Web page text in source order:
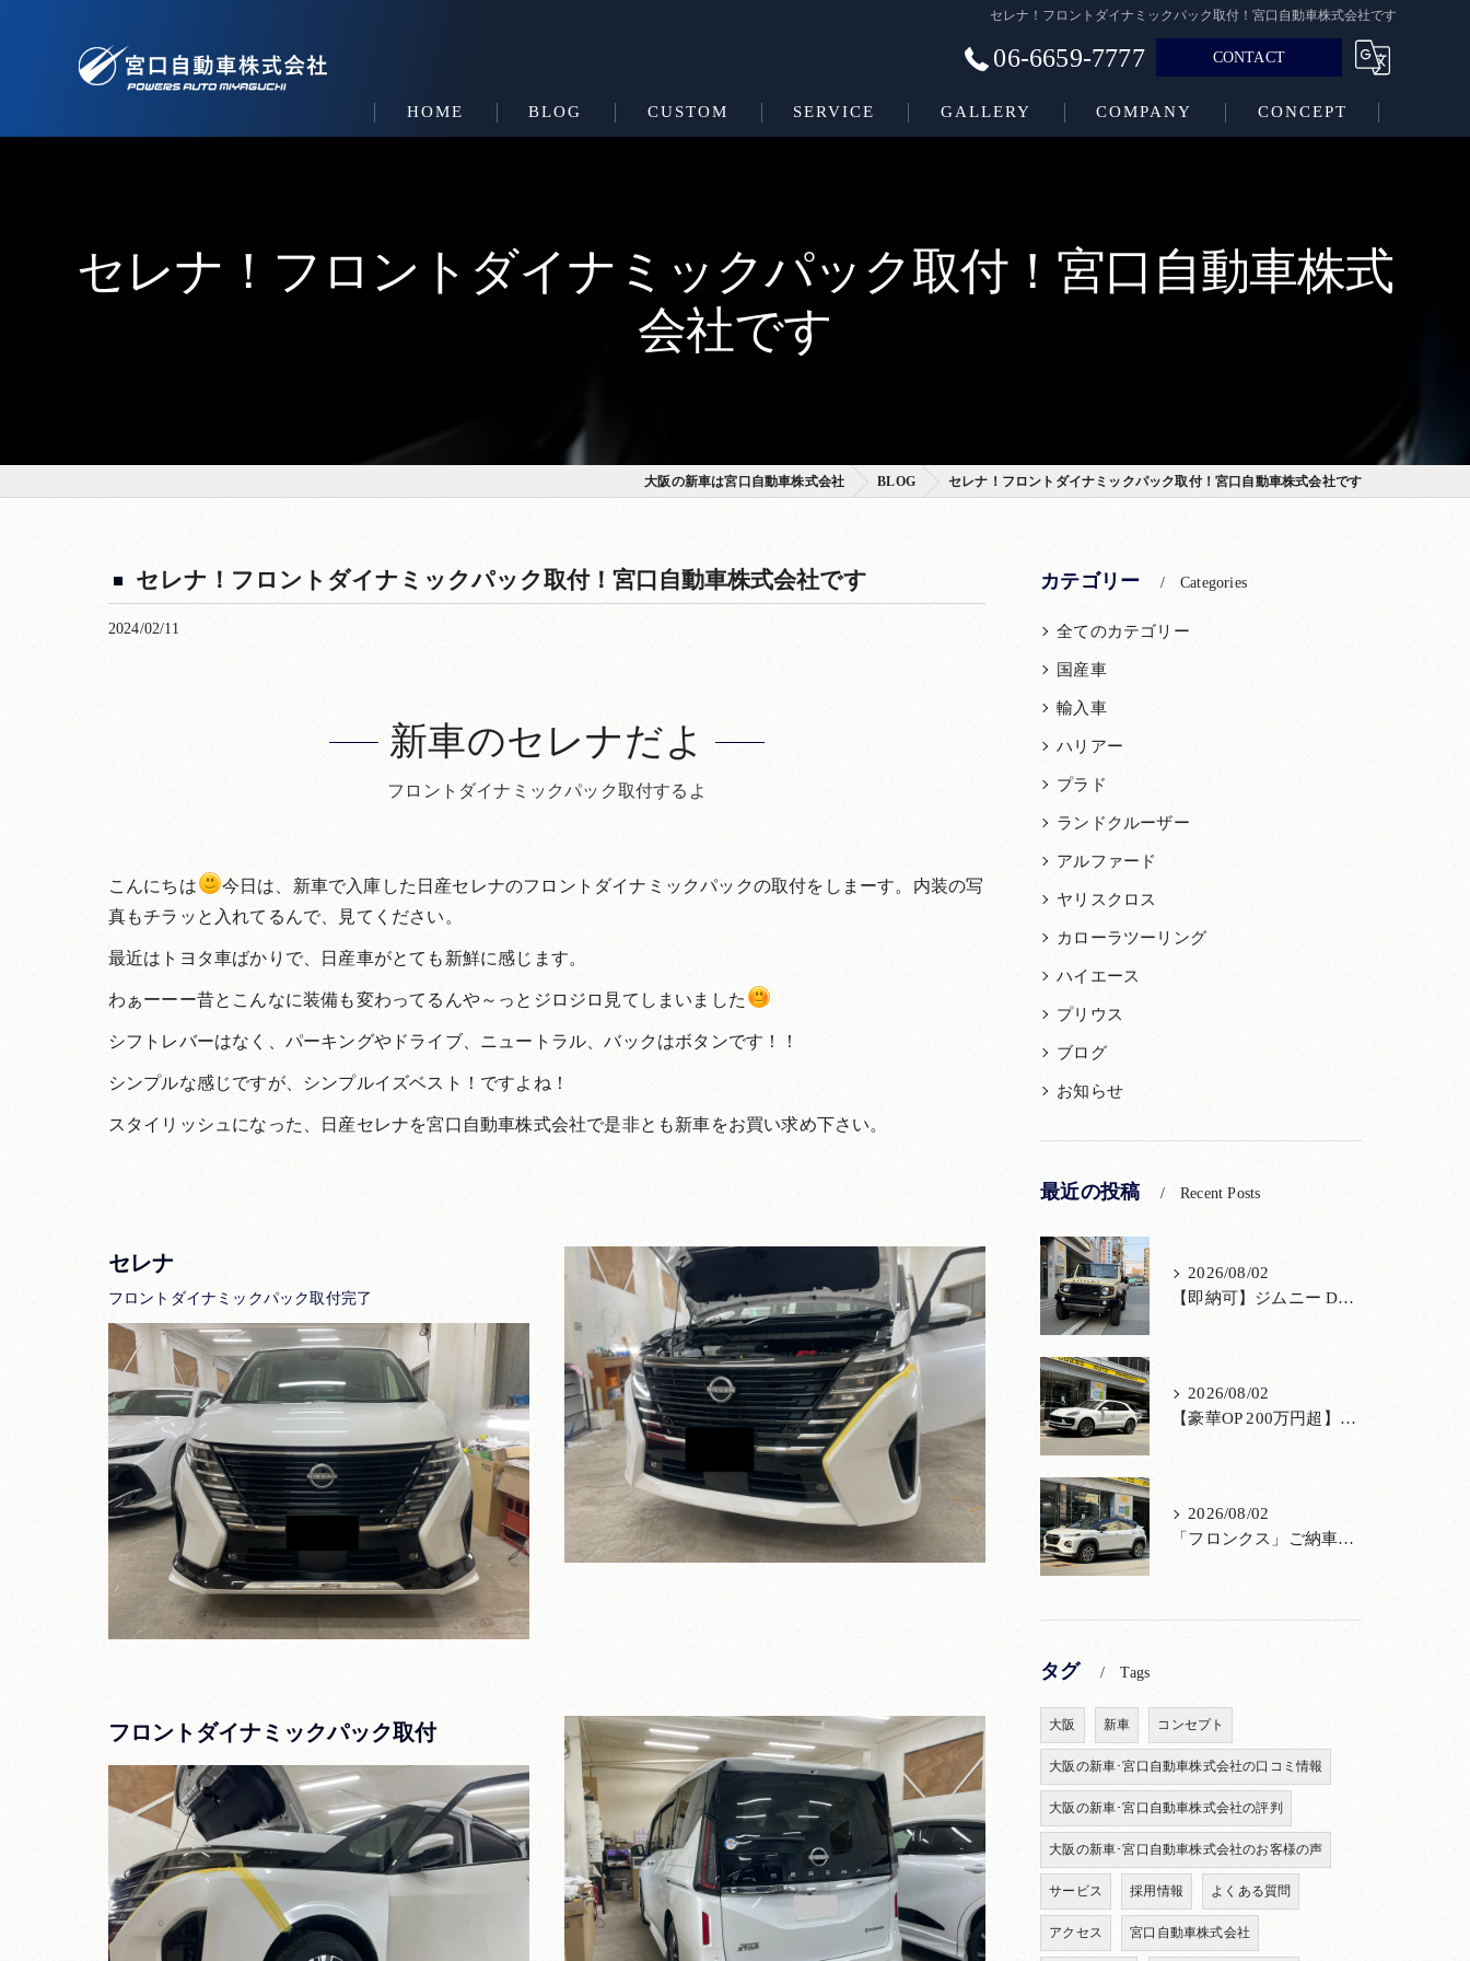
セレナ！フロントダイナミックパック取付！宮口自動車株式会社です
06-6659-7777 CONTACT
HOME BLOG CUSTOM SERVICE GALLERY COMPANY CONCEPT
セレナ！フロントダイナミックパック取付！宮口自動車株式
会社です
大阪の新車は宮口自動車株式会社 BLOG セレナ！フロントダイナミックパック取付！宮口自動車株式会社です
セレナ！フロントダイナミックパック取付！宮口自動車株式会社です
2024/02/11
新車のセレナだよ
フロントダイナミックパック取付するよ
こんにちは
今日は、新車で入庫した日産セレナのフロントダイナミックパックの取付をしまーす。内装の写
真もチラッと入れてるんで、見てください。
最近はトヨタ車ばかりで、日産車がとても新鮮に感じます。
わぁーーー昔とこんなに装備も変わってるんや～っとジロジロ見てしまいました
シフトレバーはなく、パーキングやドライブ、ニュートラル、バックはボタンです！！
シンプルな感じですが、シンプルイズベスト！ですよね！
スタイリッシュになった、日産セレナを宮口自動車株式会社で是非とも新車をお買い求め下さい。
セレナ
フロントダイナミックパック取付完了
フロントダイナミックパック取付
カテゴリー Categories
全てのカテゴリー
国産車
輸入車
ハリアー
プラド
ランドクルーザー
アルファード
ヤリスクロス
カローラツーリング
ハイエース
プリウス
ブログ
お知らせ
最近の投稿 Recent Posts
2026/08/02
【即納可】ジムニー DAMD「little D.」コンプリート！登録済未使用車あり
2026/08/02
【豪華OP 200万円超】極上のポルシェ マカンが入荷！注目のオプション装備
2026/08/02
「フロンクス」ご納車！購入からメンテナンス・リコールまで！宮口自動車
タグ Tags
大阪 新車 コンセプト
大阪の新車･宮口自動車株式会社の口コミ情報
大阪の新車･宮口自動車株式会社の評判
大阪の新車･宮口自動車株式会社のお客様の声
サービス 採用情報 よくある質問
アクセス 宮口自動車株式会社